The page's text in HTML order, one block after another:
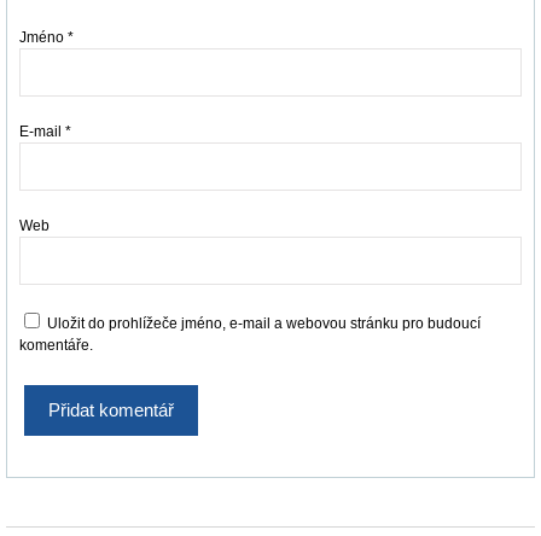
Jméno *
E-mail *
Web
Uložit do prohlížeče jméno, e-mail a webovou stránku pro budoucí
komentáře.